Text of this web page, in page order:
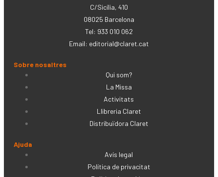
C/Sicília, 410
08025 Barcelona
Tel: 933 010 062
Email: editorial@claret.cat
Sobre nosaltres
Qui som?
La Missa
Activitats
Llibreria Claret
Distribuïdora Claret
Ajuda
Avís legal
Política de privacitat